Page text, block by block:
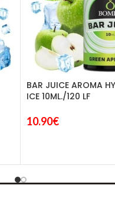
BAR JUICE AROMA
ICE 10ML./120 LF
10.90€
SIGUE NAVEGANDO